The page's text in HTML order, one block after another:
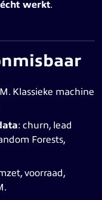
werkt.
Klassieke machine
: churn, lead
Forests,
voorraad,